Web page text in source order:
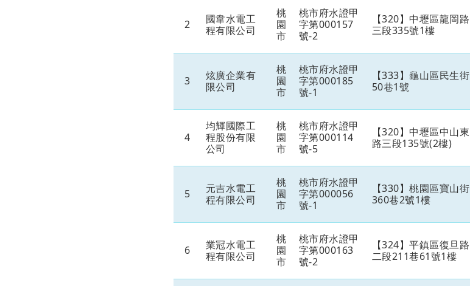
2
國韋水電工
程有限公司
桃
園
市
桃市府水證甲
字第000157
號-2
【320】中壢區龍岡路
三段335號1樓
3
炫廣企業有
限公司
桃
園
市
桃市府水證甲
字第000185
號-1
【333】龜山區民生街
50巷1號
4
均輝國際工
程股份有限
公司
桃
園
市
桃市府水證甲
字第000114
號-5
【320】中壢區中山東
路三段135號(2樓)
5
元吉水電工
程有限公司
桃
園
市
桃市府水證甲
字第000056
號-1
【330】桃園區寶山街
360巷2號1樓
6
業冠水電工
程有限公司
桃
園
市
桃市府水證甲
字第000163
號-2
【324】平鎮區復旦路
二段211巷61號1樓